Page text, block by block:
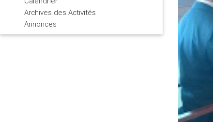
Archives des Activités
Annonces